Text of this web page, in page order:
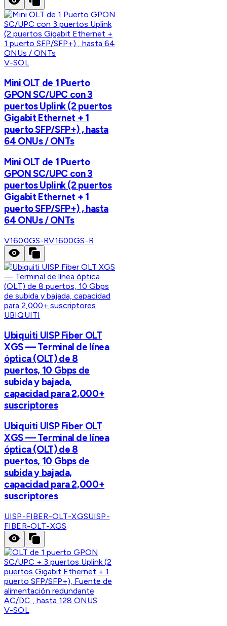
V-SOL
Mini OLT de 1 Puerto
GPON SC/UPC con 3
puertos Uplink (2 puertos
Gigabit Ethernet + 1
puerto SFP/SFP+) , hasta
64 ONUs / ONTs
Mini OLT de 1 Puerto
GPON SC/UPC con 3
puertos Uplink (2 puertos
Gigabit Ethernet + 1
puerto SFP/SFP+) , hasta
64 ONUs / ONTs
V1600GS-RV1600GS-R
UBIQUITI
Ubiquiti UISP Fiber OLT
XGS — Terminal de línea
óptica (OLT) de 8
puertos, 10 Gbps de
subida y bajada,
capacidad para 2,000+
suscriptores
Ubiquiti UISP Fiber OLT
XGS — Terminal de línea
óptica (OLT) de 8
puertos, 10 Gbps de
subida y bajada,
capacidad para 2,000+
suscriptores
UISP-FIBER-OLT-XGSUISP-
FIBER-OLT-XGS
V-SOL